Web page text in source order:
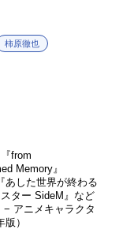
柿原徹也
from
Memory』
あした世界が終わる
ター SideM』など
アニメキャラクタ
）